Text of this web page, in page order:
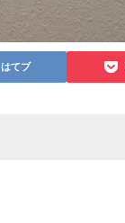
はてブ